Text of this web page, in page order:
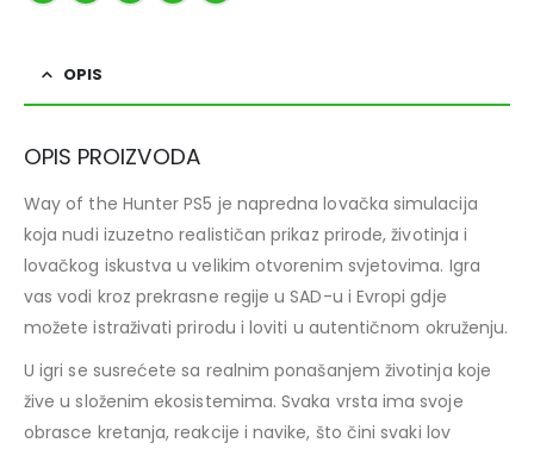
OPIS
OPIS PROIZVODA
Way of the Hunter PS5 je napredna lovačka simulacija
koja nudi izuzetno realističan prikaz prirode, životinja i
lovačkog iskustva u velikim otvorenim svjetovima. Igra
vas vodi kroz prekrasne regije u SAD-u i Evropi gdje
možete istraživati prirodu i loviti u autentičnom okruženju.
U igri se susrećete sa realnim ponašanjem životinja koje
žive u složenim ekosistemima. Svaka vrsta ima svoje
obrasce kretanja, reakcije i navike, što čini svaki lov